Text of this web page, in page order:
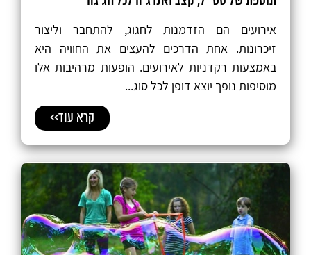
אירועים הם הזדמנות לחגוג, להתחבר וליצור
זיכרונות. אחת הדרכים להעצים את החוויה היא
באמצעות רקדניות לאירועים. הופעות מרהיבות אלו
מוסיפות נופך יוצא דופן לכל סוג...
קרא עוד>>